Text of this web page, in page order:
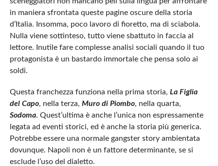
in maniera sfrontata queste pagine oscure della storia
d’Italia. Insomma, poco lavoro di fioretto, ma di sciabola.
Nulla viene sottinteso, tutto viene sbattuto in faccia al
lettore. Inutile fare complesse analisi sociali quando il tuo
protagonista è un bastardo immortale che pensa solo ai
soldi.
Questa franchezza funziona nella prima storia, La Figlia
del Capo, nella terza, Muro di Piombo, nella quarta,
Sodoma. Quest’ultima è anche l’unica non espressamente
legata ad eventi storici, ed è anche la storia più generica.
Potrebbe essere una normale gangster story ambientata
dovunque. Napoli non è un fattore determinante, se si
esclude l’uso del dialetto.